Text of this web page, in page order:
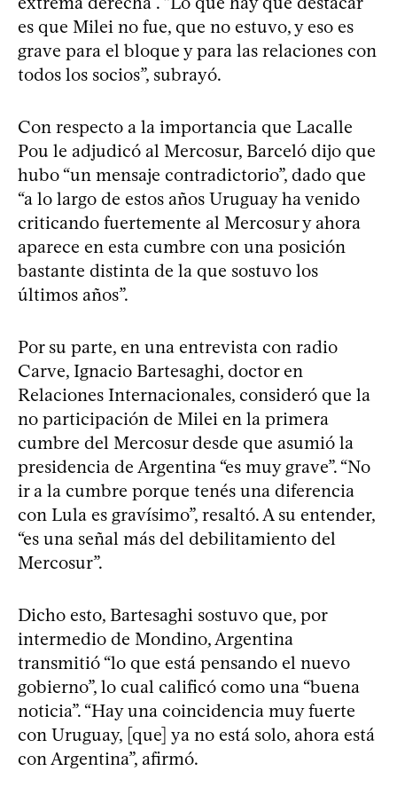
es que Milei no fue, que no estuvo, y eso es
grave para el bloque y para las relaciones con
todos los socios”, subrayó.
Con respecto a la importancia que Lacalle
Pou le adjudicó al Mercosur, Barceló dijo que
hubo “un mensaje contradictorio”, dado que
“a lo largo de estos años Uruguay ha venido
criticando fuertemente al Mercosur y ahora
aparece en esta cumbre con una posición
bastante distinta de la que sostuvo los
últimos años”.
Por su parte, en una entrevista con radio
Carve, Ignacio Bartesaghi, doctor en
Relaciones Internacionales, consideró que la
no participación de Milei en la primera
cumbre del Mercosur desde que asumió la
presidencia de Argentina “es muy grave”. “No
ir a la cumbre porque tenés una diferencia
con Lula es gravísimo”, resaltó. A su entender,
“es una señal más del debilitamiento del
Mercosur”.
Dicho esto, Bartesaghi sostuvo que, por
intermedio de Mondino, Argentina
transmitió “lo que está pensando el nuevo
gobierno”, lo cual calificó como una “buena
noticia”. “Hay una coincidencia muy fuerte
con Uruguay, [que] ya no está solo, ahora está
con Argentina”, afirmó.